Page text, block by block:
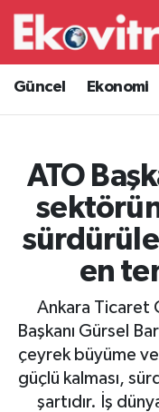
Güncel Ekonomi
ATO
en
Ankara Ticaret
Başkanı Gürsel
çeyrek büyüme
güçlü kalması,
şartıdır. İş
Güncel
Ekonomi
Borsa Haberleri
İş Dünyası
Lojistik
Otovitrin
Asayiş
Magazin
Hava Durumu
Trafik Durumu
Süper Lig Puan
Tüm Manşetler
Son Dakika
Haber Arşivi